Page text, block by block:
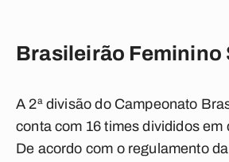
Brasileirão Feminino
A 2ª divisão do Campeonato
conta com 16 times divididos em
De acordo com o regulamento